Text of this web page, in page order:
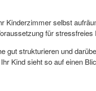
Kinderzimmer selbst
für stressfreies
gut strukturieren und
Kind sieht so auf einen